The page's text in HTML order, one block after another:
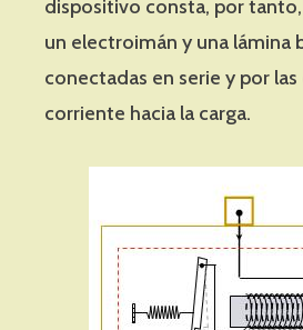
dispositivo consta, por
un electroimán y una lámina
conectadas en serie y por
corriente hacia la carga.